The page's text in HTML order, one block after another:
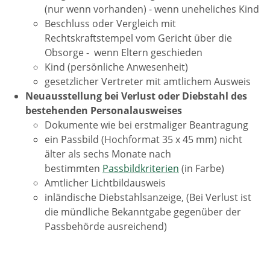
(nur wenn vorhanden) - wenn uneheliches Kind
Beschluss oder Vergleich mit
Rechtskraftstempel vom Gericht über die
Obsorge - wenn Eltern geschieden
Kind (persönliche Anwesenheit)
gesetzlicher Vertreter mit amtlichem Ausweis
Neuausstellung bei Verlust oder Diebstahl des
bestehenden Personalausweises
Dokumente wie bei erstmaliger Beantragung
ein Passbild (Hochformat 35 x 45 mm) nicht
älter als sechs Monate nach
bestimmten Passbildkriterien (in Farbe)
Amtlicher Lichtbildausweis
inländische Diebstahlsanzeige, (Bei Verlust ist
die mündliche Bekanntgabe gegenüber der
Passbehörde ausreichend)